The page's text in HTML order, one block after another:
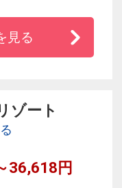
最大級の6種のプ
をお約束するク
提供します。
の極上リゾー
見る
ゾート
36,618円